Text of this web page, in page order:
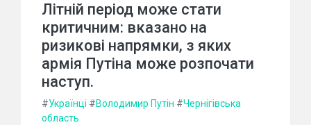
Літній період може стати
критичним: вказано на
ризикові напрямки, з яких
армія Путіна може розпочати
наступ.
#Українці #Володимир Путін #Чернігівська
область